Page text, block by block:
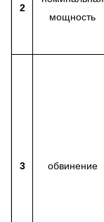
2
мощность
3 обвинение